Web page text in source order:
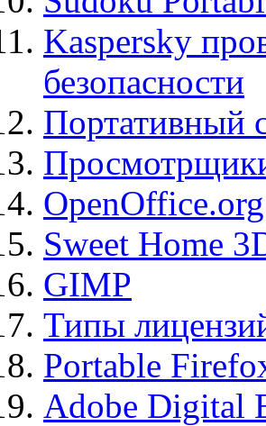
Kaspersky
безопасности
Портативный
OpenOffice.org
Sweet Home
GIMP
Типы
Portable
Adobe Digital